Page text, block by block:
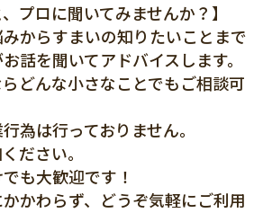
プロに聞いてみませんか？】
からすまいの知りたいことまで
話を聞いてアドバイスします。
どんな小さなことでもご相談可
為は行っておりません。
ださい。
も大歓迎です！
かわらず、どうぞ気軽にご利用